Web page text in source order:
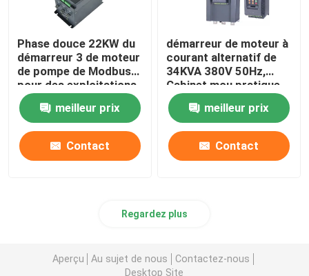
Phase douce 22KW du
démarreur 3 de moteur
de pompe de Modbus
pour des exploitations
d'élevage
meilleur prix
Contact
démarreur de moteur à
courant alternatif de
34KVA 380V 50Hz,
Cabinet mou pratique
de démarreur
meilleur prix
Contact
Regardez plus
Aperçu Au sujet de nous
Contactez-nous
Desktop Site